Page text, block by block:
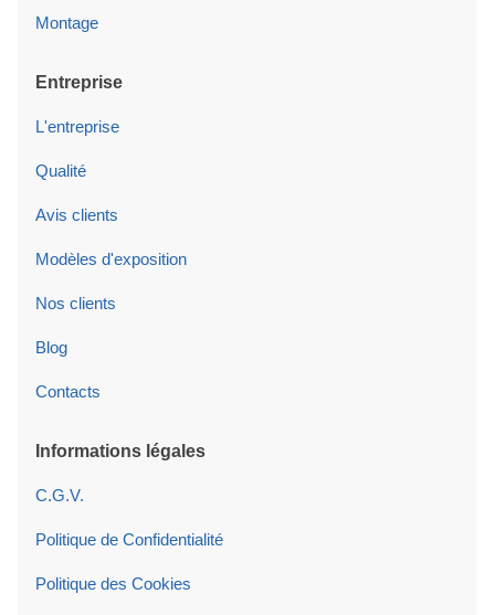
Montage
Entreprise
L'entreprise
Qualité
Avis clients
Modèles d'exposition
Nos clients
Blog
Contacts
Informations légales
C.G.V.
Politique de Confidentialité
Politique des Cookies